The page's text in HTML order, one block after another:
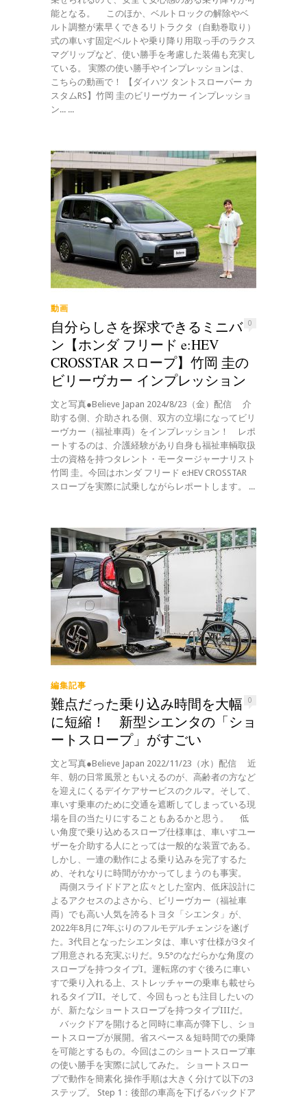
能となる。 このほか、ベルトロックの解除やベ
ルト調整が素早くできるリトラクタ（自動巻取り）
式の車いす固定ベルトや乗り降り用取っ手のラクス
マグリップなど、使い勝手を考慮した装備も充実し
ている。 実際の使い勝手やインプレッションは、
こちらの動画で！ 【ダイハツ タントスローパー カ
スタムRS】竹岡 圭のビリーヴカー インプレッショ
ン... ...
動画
0
自分らしさを探求できるミニバ
ン【ホンダ フリード e:HEV
CROSSTAR スロープ】竹岡 圭の
ビリーヴカー インプレッション
文と写真●Believe Japan 2024/8/23（金）配信 介
助する側、介助される側、双方の立場になってビリ
ーヴカー（福祉車両）をインプレッション！ レポ
ートするのは、介護経験があり自身も福祉車輌取扱
士の資格を持つタレント・モータージャーナリスト
竹岡 圭。今回はホンダ フリード e:HEV CROSSTAR
スロープを実際に試乗しながらレポートします。 ...
編集記事
0
難点だった乗り込み時間を大幅
に短縮！ 新型シエンタの「ショ
ートスロープ」がすごい
文と写真●Believe Japan 2022/11/23（水）配信 近
年、朝の日常風景ともいえるのが、高齢者の方など
を迎えにくるデイケアサービスのクルマ。そして、
車いす乗車のために交通を遮断してしまっている現
場を目の当たりにすることもあるかと思う。 低
い角度で乗り込めるスロープ仕様車は、車いすユー
ザーを介助する人にとっては一般的な装置である。
しかし、一連の動作による乗り込みを完了するた
め、それなりに時間がかかってしまうのも事実。
両側スライドドアと広々とした室内、低床設計に
よるアクセスのよさから、ビリーヴカー（福祉車
両）でも高い人気を誇るトヨタ「シエンタ」が、
2022年8月に7年ぶりのフルモデルチェンジを遂げ
た。3代目となったシエンタは、車いす仕様が3タイ
プ用意される充実ぶりだ。9.5°のなだらかな角度の
スロープを持つタイプI。運転席のすぐ後ろに車い
すで乗り入れる上、ストレッチャーの乗車も載せら
れるタイプII。そして、今回もっとも注目したいの
が、新たなショートスロープを持つタイプIIIだ。
バックドアを開けると同時に車高が降下し、ショ
ートスロープが展開。省スペース＆短時間での乗降
を可能とするもの。今回はこのショートスロープ車
の使い勝手を実際に試してみた。 ショートスロー
プで動作を簡素化 操作手順は大きく分けて以下の3
ステップ。 Step 1：後部の車高を下げるバックドア